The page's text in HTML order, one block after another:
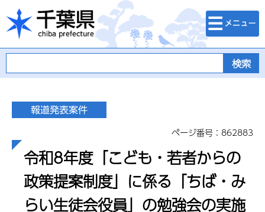
千葉県
検索・メニュ
ー
ページ番号：862883
令和8年度「こども・若者からの
政策提案制度」に係る「ちば・み
らい生徒会役員」の勉強会の実施